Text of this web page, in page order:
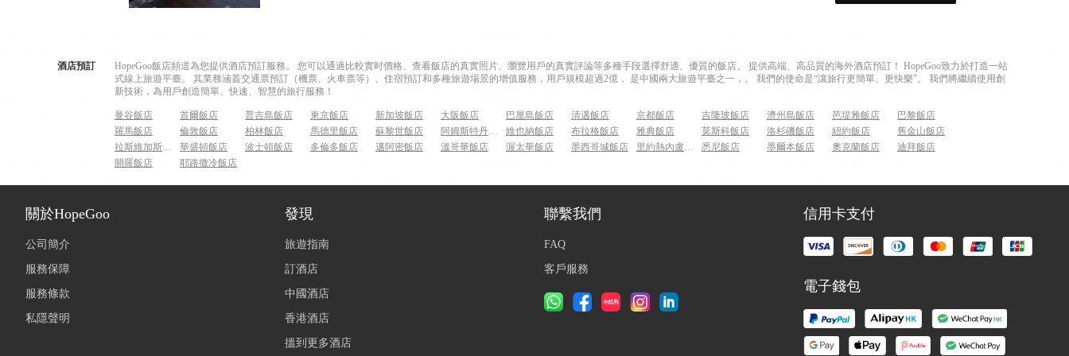
酒店預訂
HopeGoo飯店頻道為您提供酒店預訂服務。 您可以通過比較實时價格、查看飯店的真實照片、瀏覽用戶的真實評論等多種手段選擇舒適、優質的飯店。 提供高端、高品質的海外酒店預訂！ HopeGoo致力於打造一站
式線上旅遊平臺。 其業務涵蓋交通票預訂（機票、火車票等）、住宿預訂和多種旅遊場景的增值服務，用戶規模超過2億， 是中國兩大旅遊平臺之一，。 我們的使命是“讓旅行更簡單、更快樂”。 我們將繼續使用創
新技術，為用戶創造簡單、快速、智慧的旅行服務！
曼谷飯店 首爾飯店 普吉島飯店 東京飯店 新加坡飯店 大阪飯店 巴厘島飯店 清邁飯店 京都飯店 吉隆玻飯店 濟州島飯店 芭堤雅飯店
巴黎飯店
羅馬飯店
倫敦飯店 柏林飯店 馬德里飯店 蘇黎世飯店 阿姆斯特丹飯店 維也納飯店 布拉格飯店 雅典飯店 莫斯科飯店 洛杉磯飯店 紐約飯店
舊金山飯店
拉斯維加斯飯店
華盛頓飯店 波士頓飯店 多倫多飯店 邁阿密飯店 溫哥華飯店 渥太華飯店 墨西哥城飯店 里約熱內盧飯店 悉尼飯店 墨爾本飯店 奧克蘭飯店
迪拜飯店
開羅飯店
耶路撒冷飯店
關於HopeGoo
公司簡介
服務保障
服務條款
私隱聲明
發現
旅遊指南
訂酒店
中國酒店
香港酒店
搵到更多酒店
聯繫我們
FAQ
客戶服務
信用卡支付
電子錢包